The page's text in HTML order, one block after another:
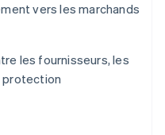
vers les marchands
les fournisseurs, les
protection